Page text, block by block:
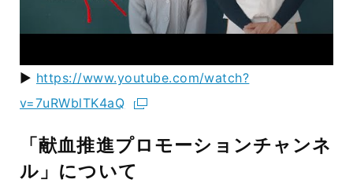
▶ https://www.youtube.com/watch?
v=7uRWblTK4aQ
「献血推進プロモーションチャンネ
ル」について